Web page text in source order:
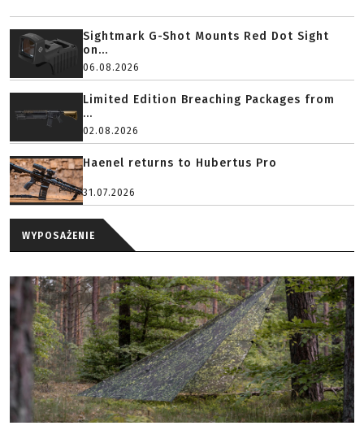
Sightmark G-Shot Mounts Red Dot Sight
on...
06.08.2026
Limited Edition Breaching Packages from
...
02.08.2026
Haenel returns to Hubertus Pro
31.07.2026
WYPOSAŻENIE